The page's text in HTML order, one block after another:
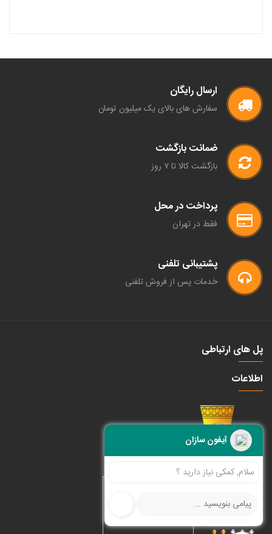
ارسال رایگان
سفارش های بالای یک میلیون تومان
ضمانت بازگشت
بازگشت کالا تا ۷ روز
پرداخت در محل
فقط در تهران
پشتیبانی تلفنی
خدمات پس از فروش تلفنی
پل های ارتباطی
اطلاعات
آیفون سازان
سلام, کمکی نیاز دارید ؟